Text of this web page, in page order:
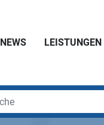
NEWS LEISTUNGEN